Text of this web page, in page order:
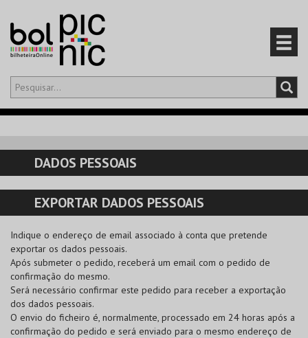
Olá,iniciar sessão
CARRINHO
EVENTOS
CARTÕES
PRODUTOS
DADOS PESSOAIS
EXPORTAR DADOS PESSOAIS
Indique o endereço de email associado à conta que pretende
exportar os dados pessoais.
Após submeter o pedido, receberá um email com o pedido de
confirmação do mesmo.
Será necessário confirmar este pedido para receber a exportação
dos dados pessoais.
O envio do ficheiro é, normalmente, processado em 24 horas após a
confirmação do pedido e será enviado para o mesmo endereço de